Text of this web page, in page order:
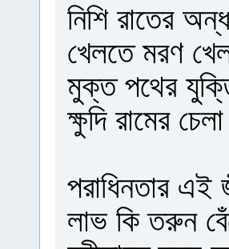
নিশি রাতের
খেলতে মরণ
মুক্ত পথের
ক্ষুদি রামের
পরাধিনতার এই
লাভ কি তরুন